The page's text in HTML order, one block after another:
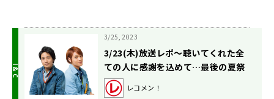
3/25, 2023
3/23(木)放送レポ〜聴いてくれた全
ての人に感謝を込めて…最後の夏祭
りスペシャル!!!!!!!の巻〜
レコメン！